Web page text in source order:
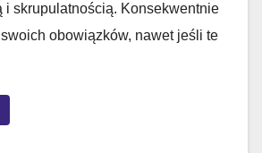
i skrupulatnością. Konsekwentnie
obowiązków, nawet jeśli te